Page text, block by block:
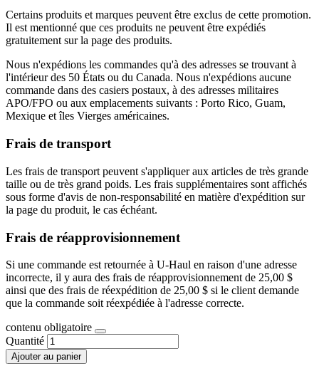
Certains produits et marques peuvent être exclus de cette promotion.
Il est mentionné que ces produits ne peuvent être expédiés
gratuitement sur la page des produits.
Nous n'expédions les commandes qu'à des adresses se trouvant à
l'intérieur des 50 États ou du Canada. Nous n'expédions aucune
commande dans des casiers postaux, à des adresses militaires
APO/FPO ou aux emplacements suivants : Porto Rico, Guam,
Mexique et îles Vierges américaines.
Frais de transport
Les frais de transport peuvent s'appliquer aux articles de très grande
taille ou de très grand poids. Les frais supplémentaires sont affichés
sous forme d'avis de non-responsabilité en matière d'expédition sur
la page du produit, le cas échéant.
Frais de réapprovisionnement
Si une commande est retournée à U-Haul en raison d'une adresse
incorrecte, il y aura des frais de réapprovisionnement de 25,00 $
ainsi que des frais de réexpédition de 25,00 $ si le client demande
que la commande soit réexpédiée à l'adresse correcte.
contenu obligatoire
Quantité
Ajouter au panier